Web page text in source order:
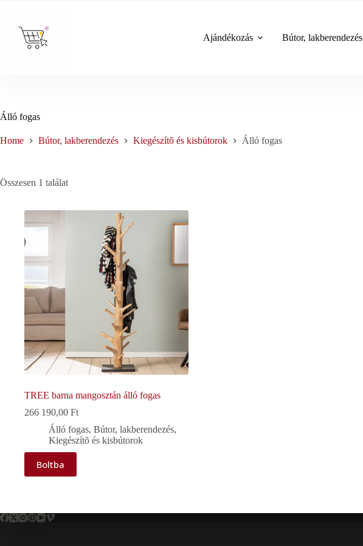
content
Ajándékozás
Bútor, lakberendezés
Álló fogas
Home Bútor, lakberendezés Kiegészítõ és kisbútorok Álló fogas
Összesen 1 találat
TREE barna mangosztán álló fogas
266 190,00 Ft
Álló fogas, Bútor, lakberendezés,
Kiegészítõ és kisbútorok
Boltba